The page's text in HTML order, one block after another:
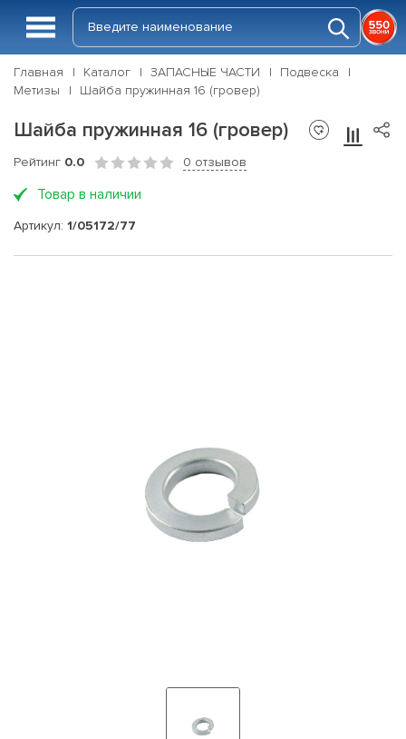
Главная Каталог ЗАПАСНЫЕ ЧАСТИ
Подвеска
Метизы
Шайба пружинная 16 (гровер)
Шайба пружинная 16 (гровер)
Рейтинг 0.0 0 отзывов
Товар в наличии
Артикул: 1/05172/77